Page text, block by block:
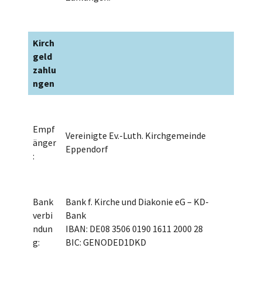
Kirch
geld
zahlu
ngen
Empf
änger
:
Vereinigte Ev.-Luth. Kirchgemeinde
Eppendorf
Bank
verbi
ndun
g:
Bank f. Kirche und Diakonie eG – KD-
Bank
IBAN: DE08 3506 0190 1611 2000 28
BIC: GENODED1DKD